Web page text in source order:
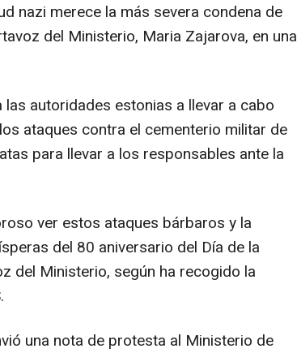
nazi merece la más severa condena de
del Ministerio, Maria Zajarova, en una
autoridades estonias a llevar a cabo
ataques contra el cementerio militar de
para llevar a los responsables ante la
ver estos ataques bárbaros y la
del 80 aniversario del Día de la
del Ministerio, según ha recogido la
una nota de protesta al Ministerio de